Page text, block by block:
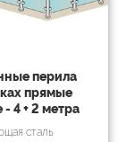
перила
прямые
- 4 + 2 метра
сталь